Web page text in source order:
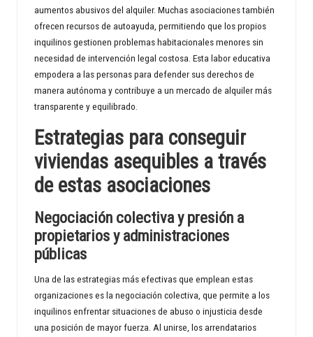
aumentos abusivos del alquiler. Muchas asociaciones también
ofrecen recursos de autoayuda, permitiendo que los propios
inquilinos gestionen problemas habitacionales menores sin
necesidad de intervención legal costosa. Esta labor educativa
empodera a las personas para defender sus derechos de
manera autónoma y contribuye a un mercado de alquiler más
transparente y equilibrado.
Estrategias para conseguir
viviendas asequibles a través
de estas asociaciones
Negociación colectiva y presión a
propietarios y administraciones
públicas
Una de las estrategias más efectivas que emplean estas
organizaciones es la negociación colectiva, que permite a los
inquilinos enfrentar situaciones de abuso o injusticia desde
una posición de mayor fuerza. Al unirse, los arrendatarios